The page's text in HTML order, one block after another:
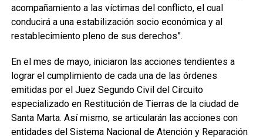
acompañamiento a las víctimas del conflicto, el cual
conducirá a una estabilización socio económica y al
restablecimiento pleno de sus derechos”.
En el mes de mayo, iniciaron las acciones tendientes a
lograr el cumplimiento de cada una de las órdenes
emitidas por el Juez Segundo Civil del Circuito
especializado en Restitución de Tierras de la ciudad de
Santa Marta. Así mismo, se articularán las acciones con
entidades del Sistema Nacional de Atención y Reparación